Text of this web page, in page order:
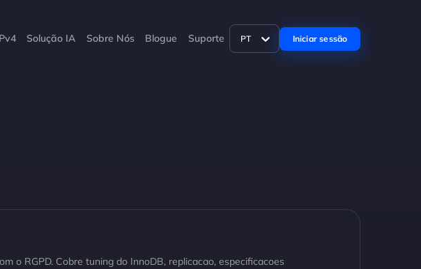
Solução IA Sobre Nós Blogue Suporte PT Iniciar sessão
o RGPD. Cobre tuning do InnoDB, replicacao, especificacoes